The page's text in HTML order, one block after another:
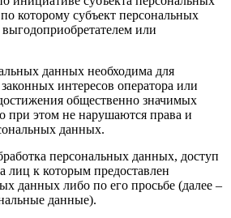
которому субъект персональных
выгодоприобретателем или
данных необходима для
интересов оператора или
общественно значимых
при этом не нарушаются права и
данных.
персональных данных, доступ
лиц к которым предоставлен
данных либо по его просьбе (далее –
данные).